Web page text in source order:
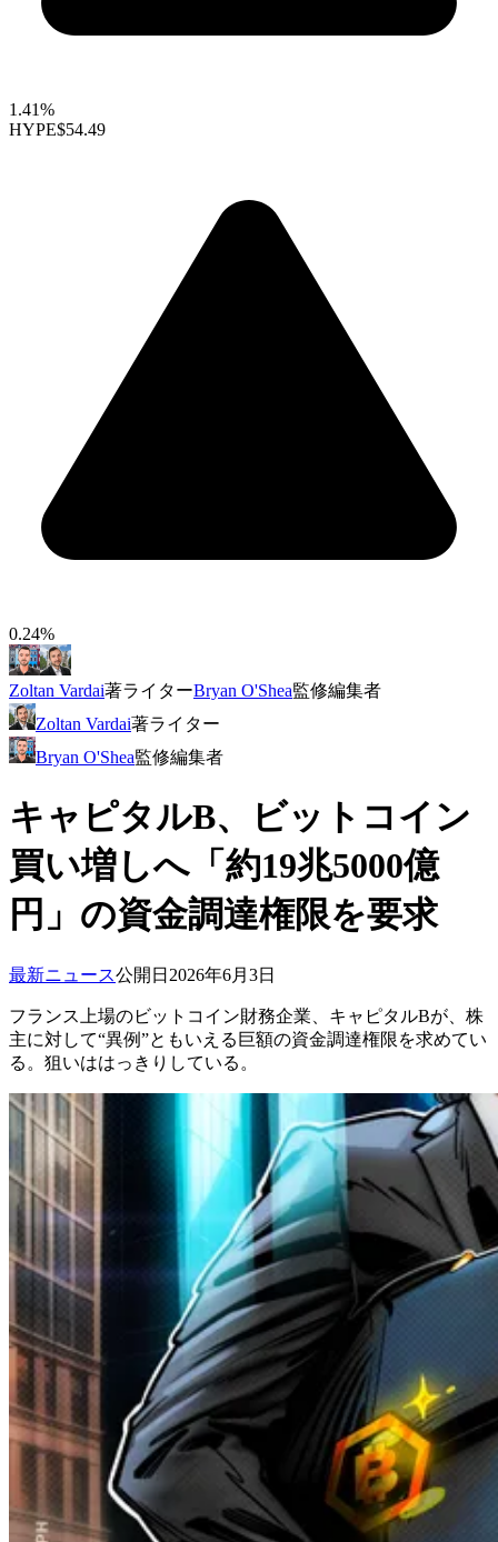
1.41%
HYPE$54.49
0.24%
Zoltan Vardai著ライターBryan O'Shea監修編集者
Zoltan Vardai著ライター
Bryan O'Shea監修編集者
キャピタルB、ビットコイン
買い増しへ「約19兆5000億
円」の資金調達権限を要求
最新ニュース公開日 2026年6月3日
フランス上場のビットコイン財務企業、キャピタルBが、株
主に対して“異例”ともいえる巨額の資金調達権限を求めてい
る。狙いははっきりしている。